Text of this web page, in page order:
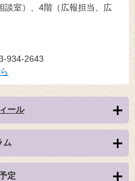
談室）、4階（広報担当、広
934-2643
ール
ム
定